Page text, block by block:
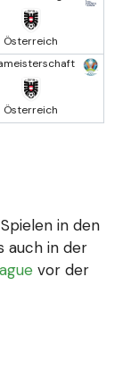
Österreich
Österreich
in den
auch in der
vor der